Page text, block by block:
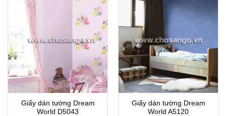
Giấy dán tường Dream
World D5043
Giấy dán tường Dream
World A5120